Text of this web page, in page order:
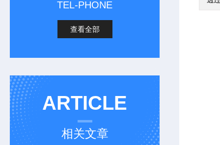
TEL-PHONE
查看全部
ARTICLE
相关文章